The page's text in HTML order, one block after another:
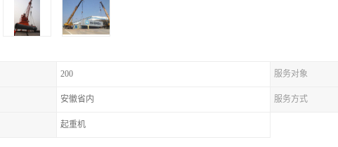
200 服务对象
安徽省内 服务方式
起重机